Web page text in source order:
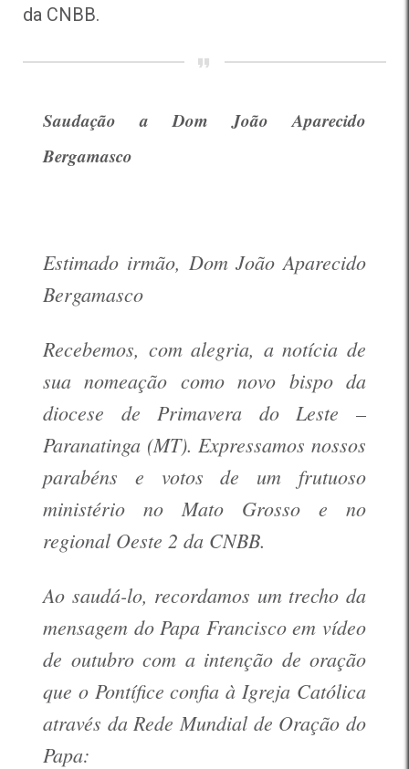
da CNBB.
Saudação a Dom João Aparecido
Bergamasco
Estimado irmão, Dom João Aparecido
Bergamasco
Recebemos, com alegria, a notícia de
sua nomeação como novo bispo da
diocese de Primavera do Leste –
Paranatinga (MT). Expressamos nossos
parabéns e votos de um frutuoso
ministério no Mato Grosso e no
regional Oeste 2 da CNBB.
Ao saudá-lo, recordamos um trecho da
mensagem do Papa Francisco em vídeo
de outubro com a intenção de oração
que o Pontífice confia à Igreja Católica
através da Rede Mundial de Oração do
Papa: